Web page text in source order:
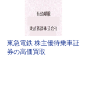
東急電鉄 株主優待乗車証
券の高価買取